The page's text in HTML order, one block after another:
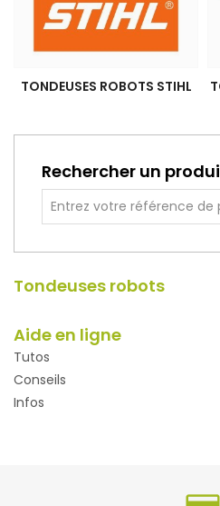
TONDEUSES ROBOTS STIHL
Rechercher un
Tondeuses robots
Aide en ligne
Tutos
Conseils
Infos